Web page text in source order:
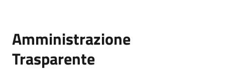
Amministrazione
Trasparente